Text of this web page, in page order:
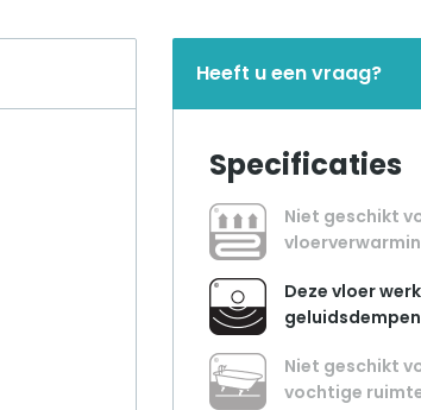
Heeft u een vraag?
Specificaties
Niet geschikt
Deze vloer
Niet geschikt
vochtige